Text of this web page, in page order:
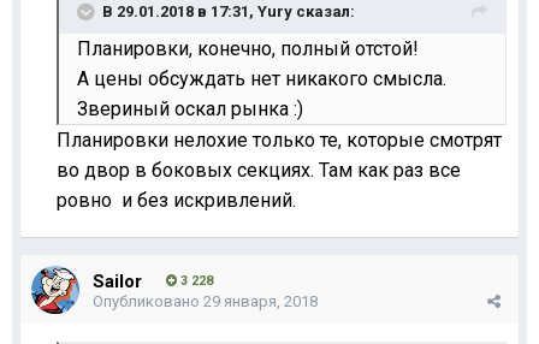
В 29.01.2018 в 17:31, Yury сказал:
Планировки, конечно, полный отстой!
А цены обсуждать нет никакого смысла.
Звериный оскал рынка :)
Планировки нелохие только те, которые смотрят
во двор в боковых секциях. Там как раз все
ровно и без искривлений.
Sailor 3 228
Опубликовано 29 января, 2018